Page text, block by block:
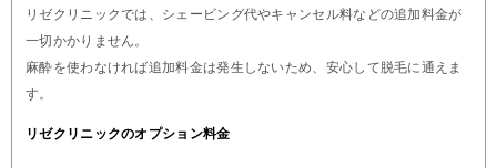
リゼクリニックでは、シェービング代やキャンセル料などの追加料金が
一切かかりません。
麻酔を使わなければ追加料金は発生しないため、安心して脱毛に通えま
す。
リゼクリニックのオプション料金